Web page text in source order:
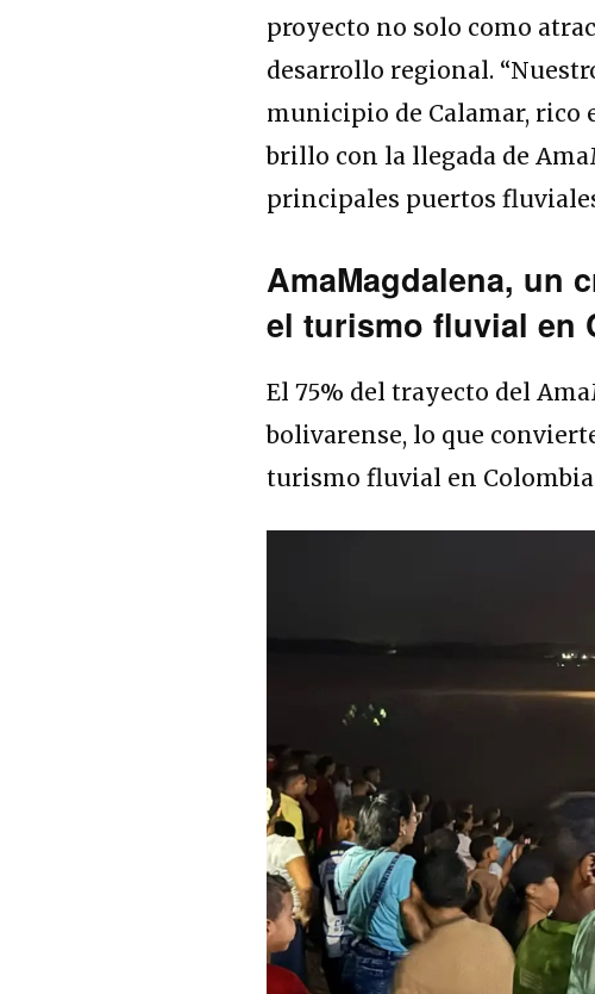
proyecto no solo como
desarrollo regional.
municipio de Calamar, rico
brillo con la llegada de
principales puertos
AmaMagdalena, un
el turismo fluvial en
El 75% del trayecto del
bolivarense, lo que
turismo fluvial en